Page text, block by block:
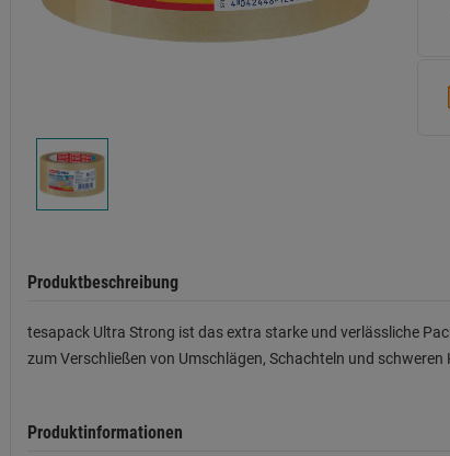
Produktbeschreibung
tesapack Ultra Strong ist das extra starke und verlässliche
zum Verschließen von Umschlägen, Schachteln und
Produktinformationen